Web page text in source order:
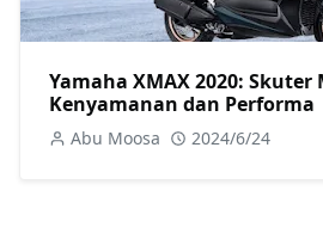
Yamaha XMAX 2020:
Kenyamanan dan Performa
Abu Moosa 2024/6/24